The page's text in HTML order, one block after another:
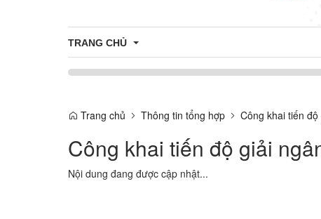
TRANG CHỦ
Trang chủ Thông tin tổng hợp Công khai tiến độ
Công khai tiến độ giải
Nội dung đang được cập nhật...